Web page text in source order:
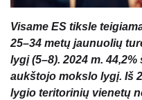
Visame ES tiksle
25–34 metų jaunuolių
lygį (5–8). 2024 m.
aukštojo mokslo lygį. Iš
lygio teritorinių vienetų